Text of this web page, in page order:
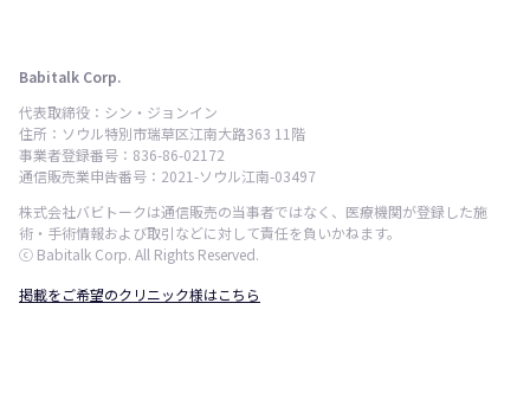
Babitalk Corp.
代表取締役：シン・ジョンイン
住所：ソウル特別市瑞草区江南大路363 11階
事業者登録番号：836-86-02172
通信販売業申告番号：2021-ソウル江南-03497
株式会社バビトークは通信販売の当事者ではなく、医療機関が登録した施
術・手術情報および取引などに対して責任を負いかねます。
ⓒ Babitalk Corp. All Rights Reserved.
掲載をご希望のクリニック様はこちら